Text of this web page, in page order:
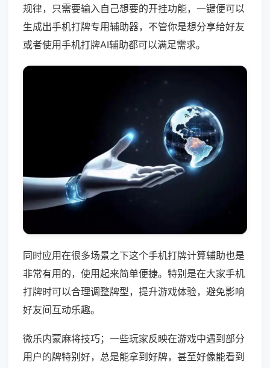
规律，只需要输入自己想要的开挂功能，一键便可以
生成出手机打牌专用辅助器，不管你是想分享给好友
或者使用手机打牌AI辅助都可以满足需求。
同时应用在很多场景之下这个手机打牌计算辅助也是
非常有用的，使用起来简单便捷。特别是在大家手机
打牌时可以合理调整牌型，提升游戏体验，避免影响
好友间互动乐趣。
微乐内蒙麻将技巧；一些玩家反映在游戏中遇到部分
用户的牌特别好，总是能拿到好牌，甚至好像能看到